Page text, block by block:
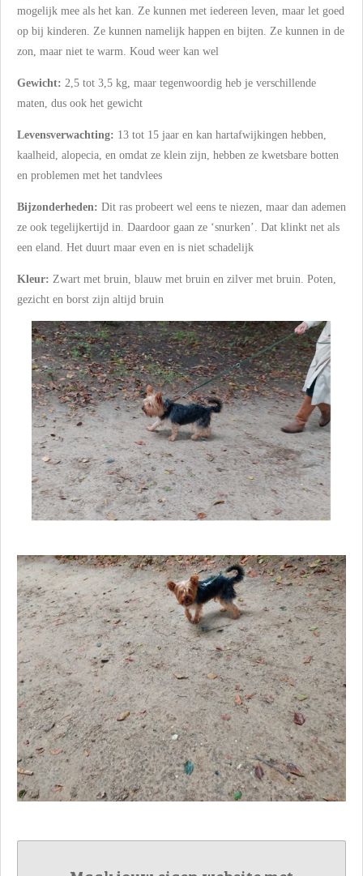
mogelijk mee als het kan. Ze kunnen met iedereen leven, maar let goed
op bij kinderen. Ze kunnen namelijk happen en bijten. Ze kunnen in de
zon, maar niet te warm. Koud weer kan wel
Gewicht: 2,5 tot 3,5 kg, maar tegenwoordig heb je verschillende
maten, dus ook het gewicht
Levensverwachting: 13 tot 15 jaar en kan hartafwijkingen hebben,
kaalheid, alopecia, en omdat ze klein zijn, hebben ze kwetsbare botten
en problemen met het tandvlees
Bijzonderheden: Dit ras probeert wel eens te niezen, maar dan ademen
ze ook tegelijkertijd in. Daardoor gaan ze ‘snurken’. Dat klinkt net als
een eland. Het duurt maar even en is niet schadelijk
Kleur: Zwart met bruin, blauw met bruin en zilver met bruin. Poten,
gezicht en borst zijn altijd bruin